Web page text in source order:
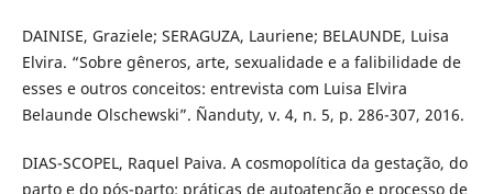
DAINISE, Graziele; SERAGUZA, Lauriene; BELAUNDE, Luisa
Elvira. “Sobre gêneros, arte, sexualidade e a falibilidade de
esses e outros conceitos: entrevista com Luisa Elvira
Belaunde Olschewski”. Ñanduty, v. 4, n. 5, p. 286-307, 2016.
DIAS-SCOPEL, Raquel Paiva. A cosmopolítica da gestação, do
parto e do pós-parto: práticas de autoatenção e processo de